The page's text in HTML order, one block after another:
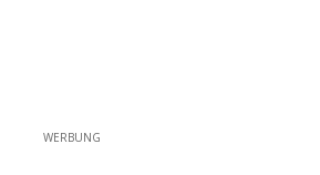
WERBUNG